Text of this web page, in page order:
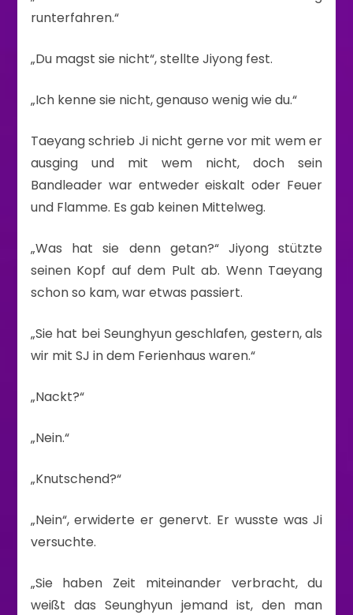
runterfahren.“
„Du magst sie nicht“, stellte Jiyong fest.
„Ich kenne sie nicht, genauso wenig wie du.“
Taeyang schrieb Ji nicht gerne vor mit wem er
ausging und mit wem nicht, doch sein
Bandleader war entweder eiskalt oder Feuer
und Flamme. Es gab keinen Mittelweg.
„Was hat sie denn getan?“ Jiyong stützte
seinen Kopf auf dem Pult ab. Wenn Taeyang
schon so kam, war etwas passiert.
„Sie hat bei Seunghyun geschlafen, gestern, als
wir mit SJ in dem Ferienhaus waren.“
„Nackt?“
„Nein.“
„Knutschend?“
„Nein“, erwiderte er genervt. Er wusste was Ji
versuchte.
„Sie haben Zeit miteinander verbracht, du
weißt das Seunghyun jemand ist, den man